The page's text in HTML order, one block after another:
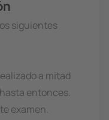
siguientes
a mitad
entonces.
examen.